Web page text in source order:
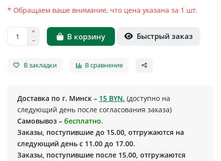
* Обращаем ваше внимание, что цена указана за 1 шт.
В корзину Быстрый заказ
В закладки В сравнение
Доставка по г. Минск – 15 BYN. (доступно на
следующий день после согласования заказа)
Самовывоз – бесплатно.
Заказы, поступившие до 15.00, отгружаются на
следующий день с 11.00 до 17.00.
Заказы, поступившие после 15.00, отгружаются